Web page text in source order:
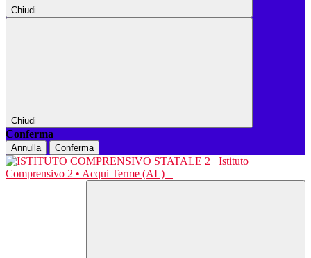
Chiudi
Chiudi
Conferma
Annulla Conferma
Istituto
Comprensivo 2 • Acqui Terme (AL)